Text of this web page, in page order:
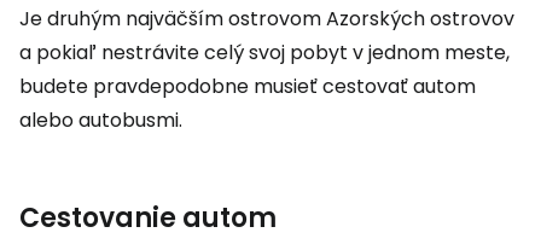
Je druhým najväčším ostrovom Azorských ostrovov
a pokiaľ nestrávite celý svoj pobyt v jednom meste,
budete pravdepodobne musieť cestovať autom
alebo autobusmi.
Cestovanie autom